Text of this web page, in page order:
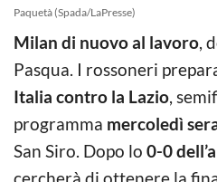
Paquetà (Spada/LaPresse)
Milan di nuovo al lavoro,
Pasqua. I rossoneri
Italia contro la Lazio,
programma mercoledì
San Siro. Dopo lo 0-0
cercherà di ottenere la